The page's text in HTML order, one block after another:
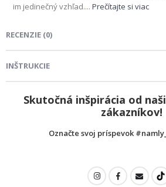
im jedinečný vzhľad.... Prečítajte si viac
RECENZIE (0)
INŠTRUKCIE
Skutočná inšpirácia od
zákazníkov!
Označte svoj príspevok